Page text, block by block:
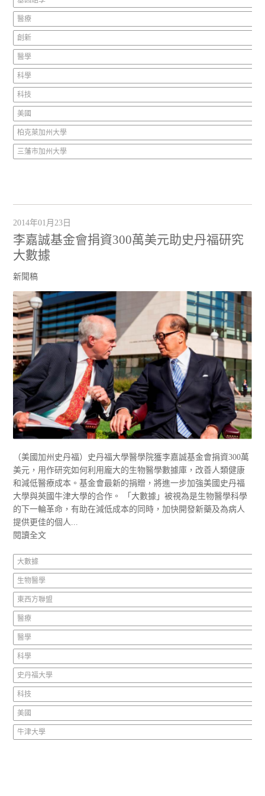
醫療
創新
醫學
科學
科技
美國
柏克萊加州大學
三藩市加州大學
2014年01月23日
李嘉誠基金會捐資300萬美元助史丹福研究
大數據
新聞稿
（美國加州史丹福）史丹福大學醫學院獲李嘉誠基金會捐資300萬
美元，用作研究如何利用龐大的生物醫學數據庫，改善人類健康
和減低醫療成本。基金會最新的捐贈，將進一步加強美國史丹福
大學與英國牛津大學的合作。 「大數據」被視為是生物醫學科學
的下一輪革命，有助在減低成本的同時，加快開發新藥及為病人
提供更佳的個人...
閱讀全文
大數據
生物醫學
東西方聯盟
醫療
醫學
科學
史丹福大學
科技
美國
牛津大學